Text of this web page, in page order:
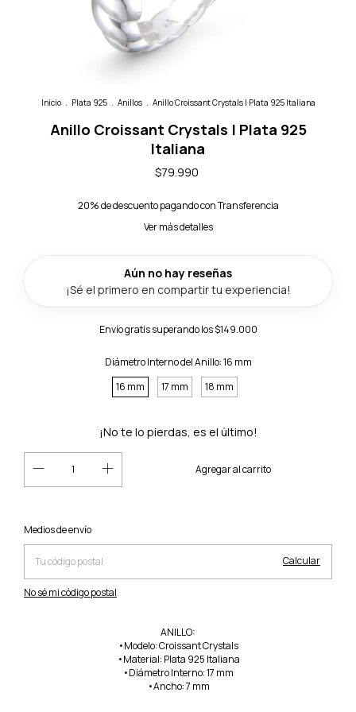
Inicio Plata 925 Anillos Anillo Croissant Crystals | Plata 925 Italiana
Anillo Croissant Crystals | Plata 925
Italiana
$79.990
20% de descuentopagando con Transferencia
Ver más detalles
Envío gratis superando los$149.000
Diámetro Interno del Anillo:16 mm
16 mm
17 mm 18 mm
¡No te lo pierdas, es el último!
Entregas para el CP:
Medios de envío
Calcular
No sé mi código postal
ANILLO:
•Modelo: Croissant Crystals
•Material: Plata 925 Italiana
•Diámetro Interno: 17 mm
•Ancho: 7 mm